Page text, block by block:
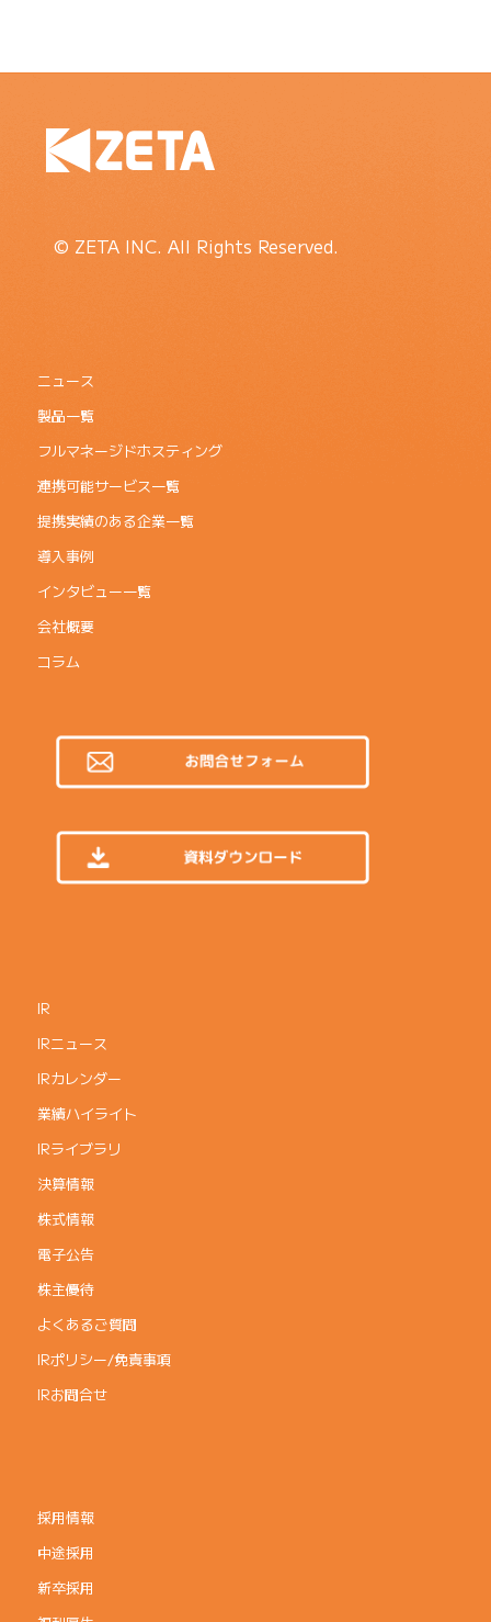
© ZETA INC. All Rights Reserved.
ニュース
製品一覧
フルマネージドホスティング
連携可能サービス一覧
提携実績のある企業一覧
導入事例
インタビュー一覧
会社概要
コラム
IR
IRニュース
IRカレンダー
業績ハイライト
IRライブラリ
決算情報
株式情報
電子公告
株主優待
よくあるご質問
IRポリシー/免責事項
IRお問合せ
採用情報
中途採用
新卒採用